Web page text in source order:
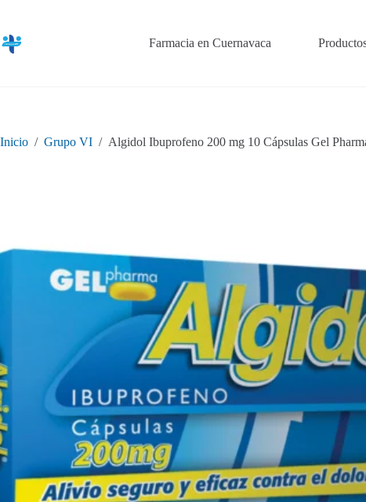
contenido
Farmacia en Cuernavaca
Inicio / Grupo VI / Algidol Ibuprofeno 200 mg 10 Cápsulas Gel